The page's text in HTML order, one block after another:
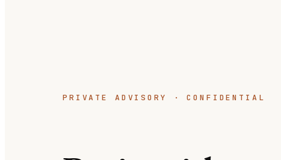
PRIVATE ADVISORY · CONFIDENTIAL